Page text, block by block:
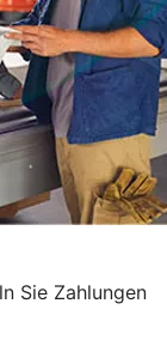
Sie Zahlungen